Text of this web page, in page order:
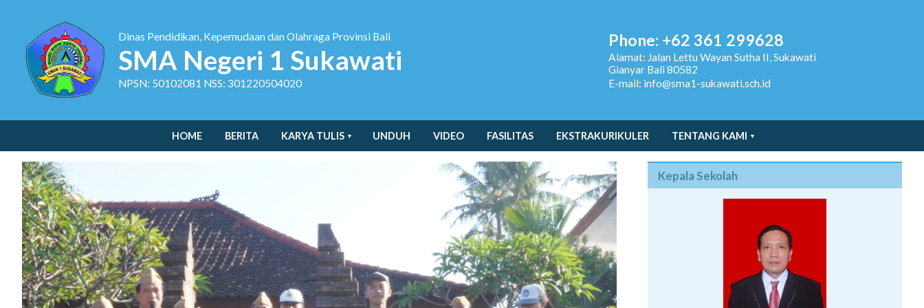
Dinas Pendidikan, Kepemudaan dan Olahraga Provinsi Bali
SMA Negeri 1 Sukawati
NPSN: 50102081 NSS: 301220504020
Phone: +62 361 299628
Alamat: Jalan Lettu Wayan Sutha II, Sukawati
Gianyar Bali 80582
E-mail: info@sma1-sukawati.sch.id
HOME BERITA KARYA TULIS UNDUH VIDEO FASILITAS EKSTRAKURIKULER TENTANG KAMI
Kepala Sekolah